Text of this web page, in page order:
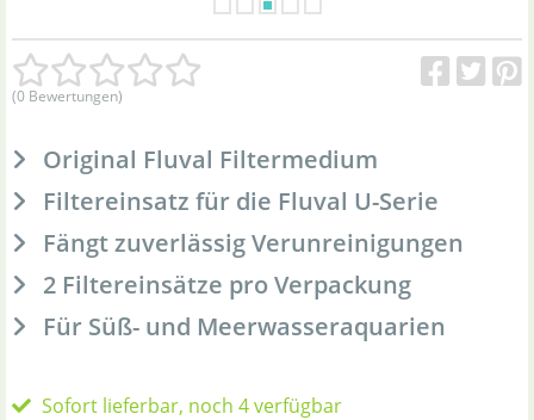
(0 Bewertungen)
Original Fluval Filtermedium
Filtereinsatz für die Fluval U-Serie
Fängt zuverlässig Verunreinigungen
2 Filtereinsätze pro Verpackung
Für Süß- und Meerwasseraquarien
Sofort lieferbar, noch 4 verfügbar